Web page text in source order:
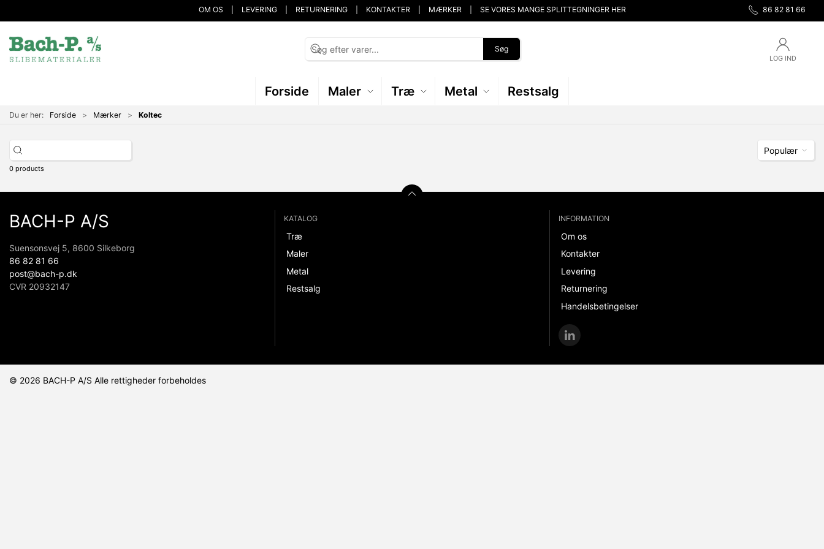
OM OS LEVERING RETURNERING KONTAKTER MÆRKER SE VORES MANGE SPLITTEGNINGER HER 86 82 81 66
Søg
LOG IND
Forside Maler Træ Metal Restsalg
Du er her: Forside Mærker Koltec
Populær
0 products
BACH-P A/S
Suensonsvej 5, 8600 Silkeborg
86 82 81 66
post@bach-p.dk
CVR 20932147
KATALOG
Træ
Maler
Metal
Restsalg
INFORMATION
Om os
Kontakter
Levering
Returnering
Handelsbetingelser
© 2026 BACH-P A/S Alle rettigheder forbeholdes